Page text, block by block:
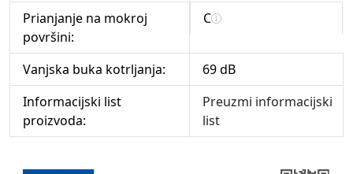
Prianjanje na mokroj
površini:
C
Vanjska buka kotrljanja:
69 dB
Informacijski list
proizvoda:
Preuzmi informacijski
list